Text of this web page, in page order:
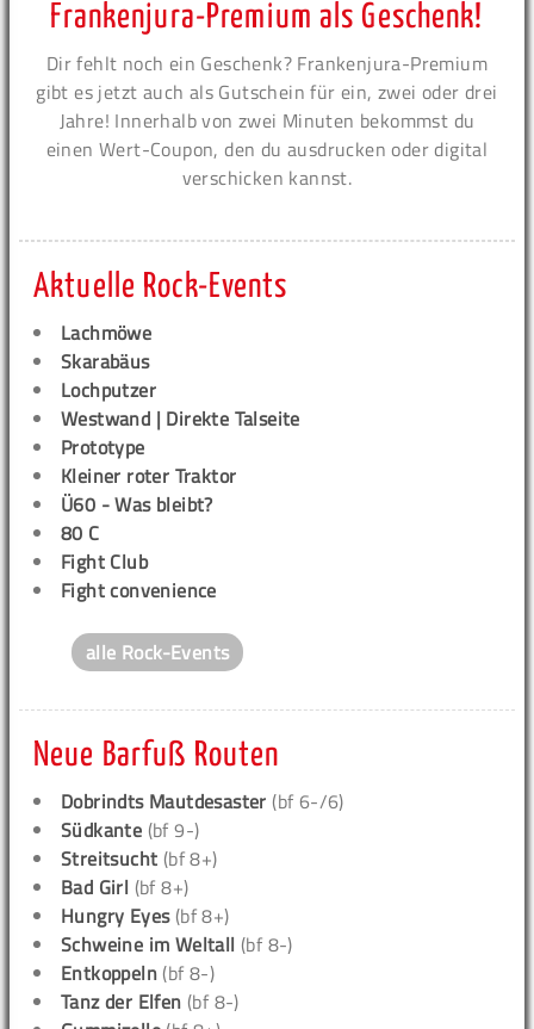
Frankenjura-Premium als Geschenk!
Dir fehlt noch ein Geschenk? Frankenjura-Premium
gibt es jetzt auch als Gutschein für ein, zwei oder drei
Jahre! Innerhalb von zwei Minuten bekommst du
einen Wert-Coupon, den du ausdrucken oder digital
verschicken kannst.
Aktuelle Rock-Events
Lachmöwe
Skarabäus
Lochputzer
Westwand | Direkte Talseite
Prototype
Kleiner roter Traktor
Ü60 - Was bleibt?
80 C
Fight Club
Fight convenience
alle Rock-Events
Neue Barfuß Routen
Dobrindts Mautdesaster (bf 6-/6)
Südkante (bf 9-)
Streitsucht (bf 8+)
Bad Girl (bf 8+)
Hungry Eyes(bf 8+)
Schweine im Weltall (bf 8-)
Entkoppeln (bf 8-)
Tanz der Elfen (bf 8-)